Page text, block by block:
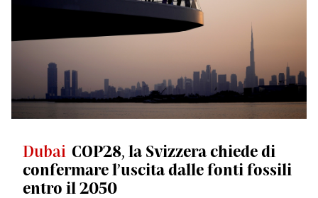
Dubai COP28, la Svizzera chiede di
confermare l’uscita dalle fonti fossili
entro il 2050